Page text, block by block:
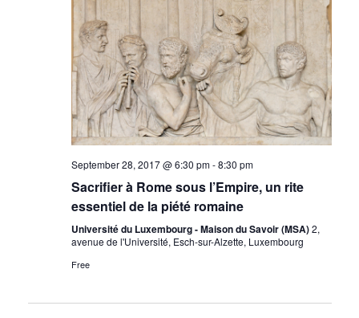
September 28, 2017 @ 6:30 pm-8:30 pm
Sacrifier à Rome sous l’Empire, un rite
essentiel de la piété romaine
Université du Luxembourg - Maison du Savoir (MSA)2,
avenue de l'Université, Esch-sur-Alzette, Luxembourg
Free